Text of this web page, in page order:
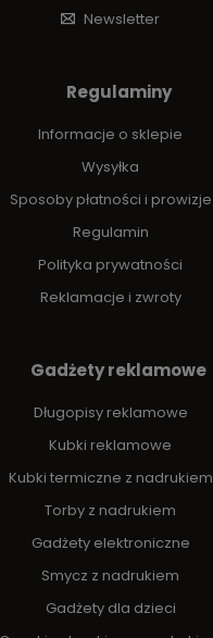
Newsletter
Regulaminy
Informacje o sklepie
Wysyłka
Sposoby płatności i prowizje
Regulamin
Polityka prywatności
Reklamacje i zwroty
Gadżety reklamowe
Długopisy reklamowe
Kubki reklamowe
Kubki termiczne z nadrukiem
Torby z nadrukiem
Gadżety elektroniczne
Smycz z nadrukiem
Gadżety dla dzieci